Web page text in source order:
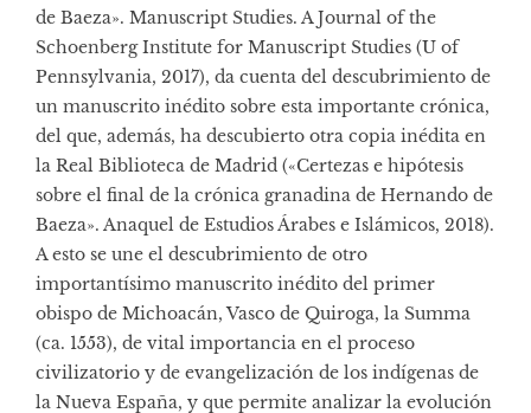
de Baeza». Manuscript Studies. A Journal of the
Schoenberg Institute for Manuscript Studies (U of
Pennsylvania, 2017), da cuenta del descubrimiento de
un manuscrito inédito sobre esta importante crónica,
del que, además, ha descubierto otra copia inédita en
la Real Biblioteca de Madrid («Certezas e hipótesis
sobre el final de la crónica granadina de Hernando de
Baeza». Anaquel de Estudios Árabes e Islámicos, 2018).
A esto se une el descubrimiento de otro
importantísimo manuscrito inédito del primer
obispo de Michoacán, Vasco de Quiroga, la Summa
(ca. 1553), de vital importancia en el proceso
civilizatorio y de evangelización de los indígenas de
la Nueva España, y que permite analizar la evolución